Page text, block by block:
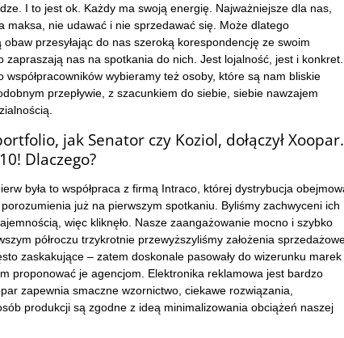
I to jest ok. Każdy ma swoją energię. Najważniejsze dla nas,
maksa, nie udawać i nie sprzedawać się. Może dlatego
przesyłając do nas szeroką korespondencję ze swoim
nas na spotkania do nich. Jest lojalność, jest i konkret.
współpracowników wybieramy też osoby, które są nam bliskie
przepływie, z szacunkiem do siebie, siebie nawzajem
jak Senator czy Koziol, dołączył Xoopar.
Dlaczego?
była to współpraca z firmą Intraco, której dystrybucja
już na pierwszym spotkaniu. Byliśmy zachwyceni ich
więc kliknęło. Nasze zaangażowanie mocno i szybko
półroczu trzykrotnie przewyższyliśmy założenia
zaskakujące – zatem doskonale pasowały do wizerunku marek
proponować je agencjom. Elektronika reklamowa jest bardzo
zapewnia smaczne wzornictwo, ciekawe rozwiązania,
produkcji są zgodne z ideą minimalizowania obciążeń naszej